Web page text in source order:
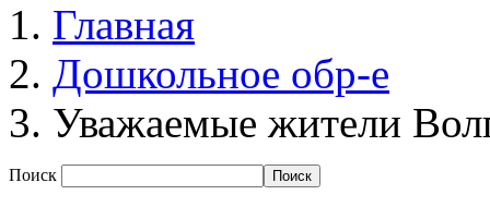
Главная
Дошкольное обр-е
Уважаемые жители
Поиск